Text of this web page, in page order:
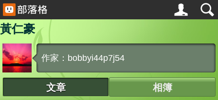
黃仁豪
作家：bobbyi44p7j54
文章 相簿